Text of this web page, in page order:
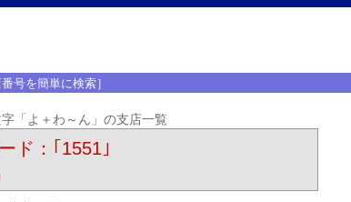
号を簡単に検索］
「よ＋わ～ん」の支店一覧
ド：｢1551｣